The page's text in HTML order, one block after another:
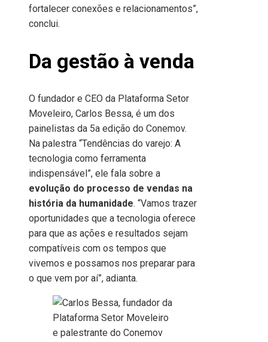
fortalecer conexões e relacionamentos”,
conclui.
Da gestão à venda
O fundador e CEO da Plataforma Setor
Moveleiro, Carlos Bessa, é um dos
painelistas da 5a edição do Conemov.
Na palestra “Tendências do varejo: A
tecnologia como ferramenta
indispensável”, ele fala sobre a
evolução do processo de vendas na
história da humanidade. “Vamos trazer
oportunidades que a tecnologia oferece
para que as ações e resultados sejam
compatíveis com os tempos que
vivemos e possamos nos preparar para
o que vem por aí”, adianta.